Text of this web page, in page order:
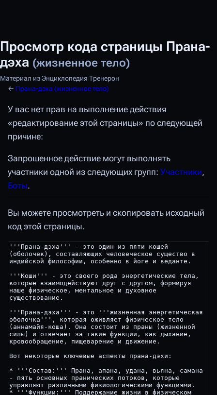
Просмотр кода страницы Прана-
дэха (жизненное тело)
Материал из Энциклопедия Тренерон
← Прана-дэха (жизненное тело)
У вас нет прав на выполнение действия
«редактирование этой страницы» по следующей
причине:
Запрошенное действие могут выполнять
участники одной из следующих групп: Участники,
Боты.
Вы можете просмотреть и скопировать исходный
код этой страницы.